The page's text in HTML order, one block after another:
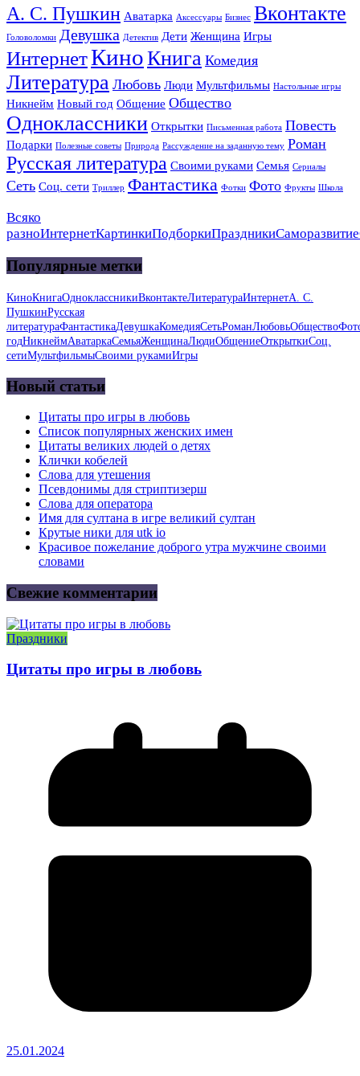
А. С. Пушкин Аватарка Аксессуары Бизнес Вконтакте
Головоломки Девушка Детектив Дети Женщина Игры
ИнтернетКиноКнига Комедия
Литература Любовь Люди Мультфильмы Настольные игры
Никнейм Новый год Общение Общество
Одноклассники Открытки Письменная работа Повесть
Подарки Полезные советы Природа Рассуждение на заданную тему Роман
Русская литература Своими руками Семья Сериалы
Сеть Соц. сети Триллер Фантастика Фотки Фото Фрукты Школа
Всяко
разноИнтернетКартинкиПодборкиПраздникиСаморазвитие
Популярные метки
КиноКнигаОдноклассникиВконтактеЛитератураИнтернетА. С.
ПушкинРусская
литератураФантастикаДевушкаКомедияСетьРоманЛюбовьОбщество
годНикнеймАватаркаСемьяЖенщинаЛюдиОбщениеОткрыткиСоц.
сетиМультфильмыСвоими рукамиИгры
Новый статьи
Цитаты про игры в любовь
Список популярных женских имен
Цитаты великих людей о детях
Клички кобелей
Слова для утешения
Псевдонимы для стриптизерш
Слова для оператора
Имя для султана в игре великий султан
Крутые ники для utk io
Красивое пожелание доброго утра мужчине своими
словами
Свежие комментарии
Праздники
Цитаты про игры в любовь
25.01.2024